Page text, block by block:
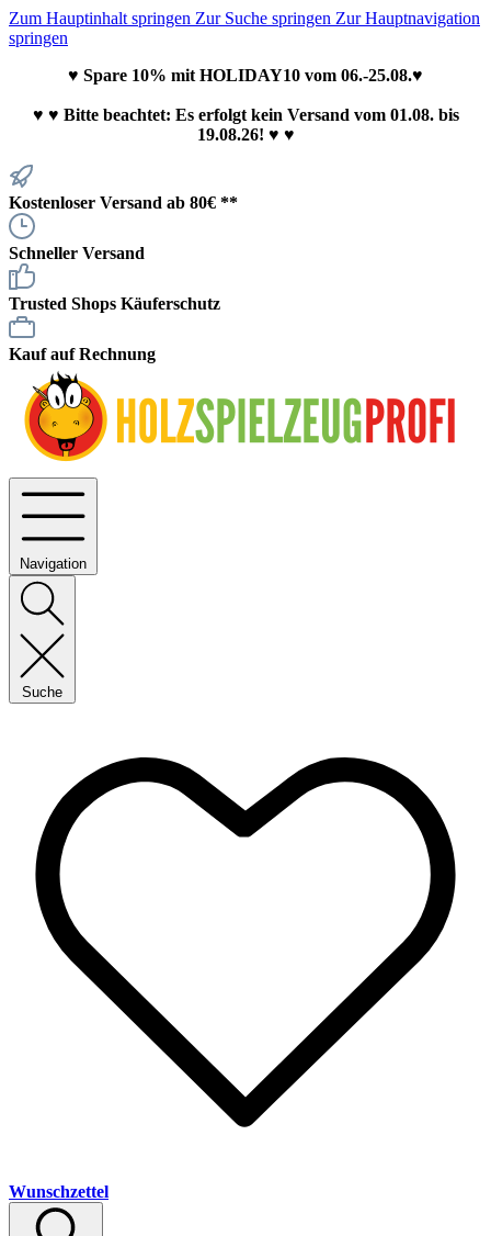
Zum Hauptinhalt springen Zur Suche springen Zur Hauptnavigation
springen
♥ Spare 10% mit HOLIDAY10 vom 06.-25.08.♥
♥ ♥ Bitte beachtet: Es erfolgt kein Versand vom 01.08. bis
19.08.26! ♥ ♥
Kostenloser Versand ab 80€ **
Schneller Versand
Trusted Shops Käuferschutz
Kauf auf Rechnung
Navigation
Suche
Wunschzettel